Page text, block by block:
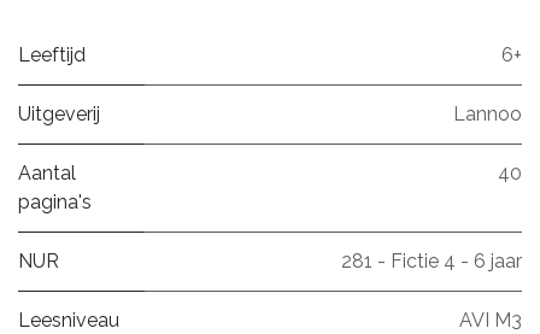
Leeftijd 6+
Uitgeverij Lannoo
Aantal
pagina's
40
NUR 281 - Fictie 4 - 6 jaar
Leesniveau AVI M3